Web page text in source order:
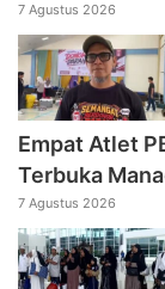
7 Agustus 2026
Empat Atlet
Terbuka
7 Agustus 2026